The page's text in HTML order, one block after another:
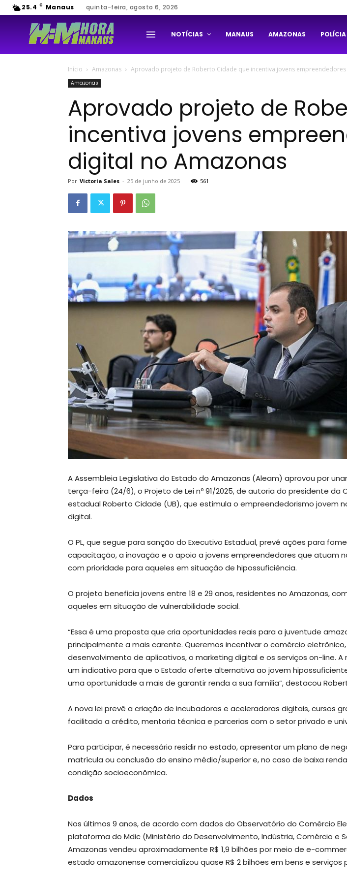
25.4 C Manaus quinta-feira, agosto 6, 2026
NOTÍCIAS MANAUS AMAZONAS POLÍCIA
Início Amazonas Aprovado projeto de Roberto Cidade que incentiva jovens
Amazonas
Aprovado projeto de
incentiva jovens
digital no Amazonas
Por Victoria Sales - 25 de junho de 2025 561
A Assembleia Legislativa do Estado do Amazonas (Aleam) aprovou por
terça-feira (24/6), o Projeto de Lei nº 91/2025, de autoria do presidente da
estadual Roberto Cidade (UB), que estimula o empreendedorismo jovem
digital.
O PL, que segue para sanção do Executivo Estadual, prevê ações para
capacitação, a inovação e o apoio a jovens empreendedores que atuam
com prioridade para aqueles em situação de hipossuficiência.
O projeto beneficia jovens entre 18 e 29 anos, residentes no Amazonas,
aqueles em situação de vulnerabilidade social.
“Essa é uma proposta que cria oportunidades reais para a juventude
principalmente a mais carente. Queremos incentivar o comércio
desenvolvimento de aplicativos, o marketing digital e os serviços on-line. A
um indicativo para que o Estado oferte alternativa ao jovem
uma oportunidade a mais de garantir renda a sua família”, destacou
A nova lei prevê a criação de incubadoras e aceleradoras digitais, cursos
facilitado a crédito, mentoria técnica e parcerias com o setor privado e
Para participar, é necessário residir no estado, apresentar um plano de
matrícula ou conclusão do ensino médio/superior e, no caso de baixa
condição socioeconômica.
Dados
Nos últimos 9 anos, de acordo com dados do Observatório do Comércio
plataforma do Mdic (Ministério do Desenvolvimento, Indústria, Comércio e
Amazonas vendeu aproximadamente R$ 1,9 bilhões por meio de e-
estado amazonense comercializou quase R$ 2 bilhões em bens e serviços